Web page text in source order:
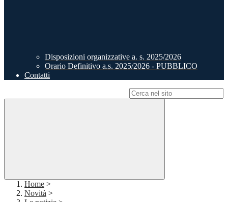
Disposizioni organizzative a. s. 2025/2026
Orario Definitivo a.s. 2025/2026 - PUBBLICO
Contatti
Home >
Novità >